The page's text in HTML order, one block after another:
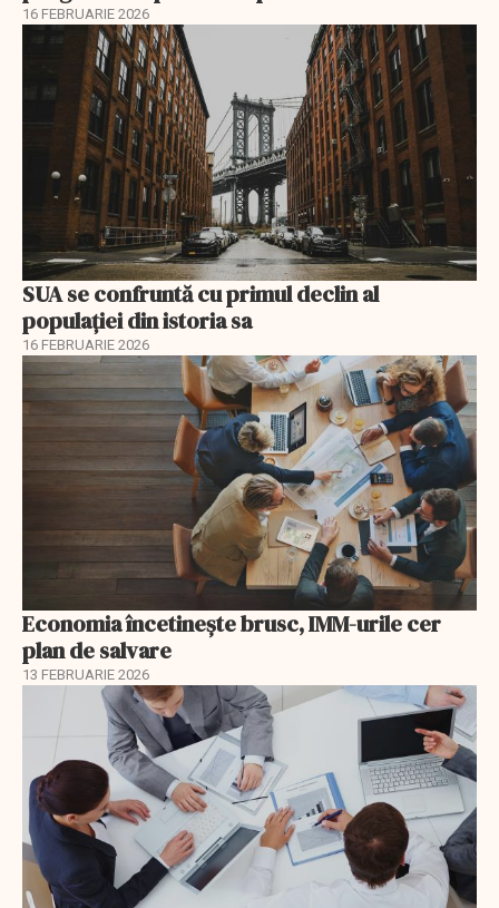
16 FEBRUARIE 2026
SUA se confruntă cu primul declin al
populației din istoria sa
16 FEBRUARIE 2026
Economia încetinește brusc, IMM-urile cer
plan de salvare
13 FEBRUARIE 2026